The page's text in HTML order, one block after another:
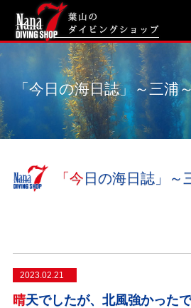
「今日の海日誌」～三浦
「今日の海日誌」
2023.02.21
晴天でしたが、北風強かった